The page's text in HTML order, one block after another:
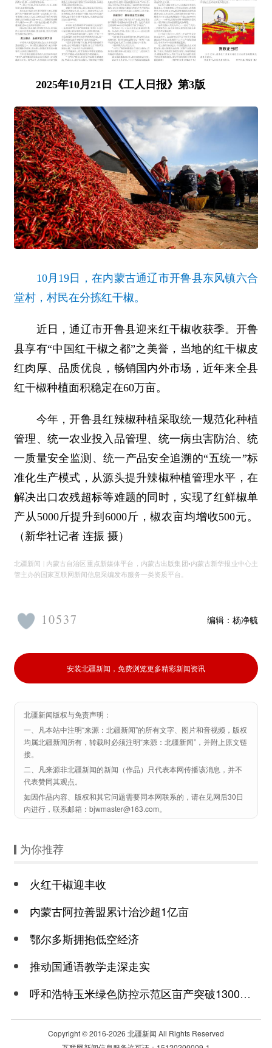
2025年10月21日《工人日报》第3版
10月19日，在内蒙古通辽市开鲁县东风镇六合
堂村，村民在分拣红干椒。
近日，通辽市开鲁县迎来红干椒收获季。开鲁
县享有“中国红干椒之都”之美誉，当地的红干椒皮
红肉厚、品质优良，畅销国内外市场，近年来全县
红干椒种植面积稳定在60万亩。
今年，开鲁县红辣椒种植采取统一规范化种植
管理、统一农业投入品管理、统一病虫害防治、统
一质量安全监测、统一产品安全追溯的“五统一”标
准化生产模式，从源头提升辣椒种植管理水平，在
解决出口农残超标等难题的同时，实现了红鲜椒单
产从5000斤提升到6000斤，椒农亩均增收500元。
（新华社记者 连振 摄）
北疆新闻 | 内蒙古自治区重点新媒体平台，内蒙古出版集团•内蒙古新华报业中心主
管主办的国家互联网新闻信息采编发布服务一类资质平台。
编辑： 杨净毓
10537
安装北疆新闻，免费浏览更多精彩新闻资讯
北疆新闻版权与免责声明：
一、凡本站中注明“来源：北疆新闻”的所有文字、图片和音视频，版权
均属北疆新闻所有，转载时必须注明“来源：北疆新闻”，并附上原文链
接。
二、凡来源非北疆新闻的新闻（作品）只代表本网传播该消息，并不
代表赞同其观点。
如因作品内容、版权和其它问题需要同本网联系的，请在见网后30日
内进行，联系邮箱：bjwmaster@163.com。
为你推荐
火红干椒迎丰收
内蒙古阿拉善盟累计治沙超1亿亩
鄂尔多斯拥抱低空经济
推动国通语教学走深走实
呼和浩特玉米绿色防控示范区亩产突破1300公斤
Copyright © 2016-2026 北疆新闻 All Rights Reserved